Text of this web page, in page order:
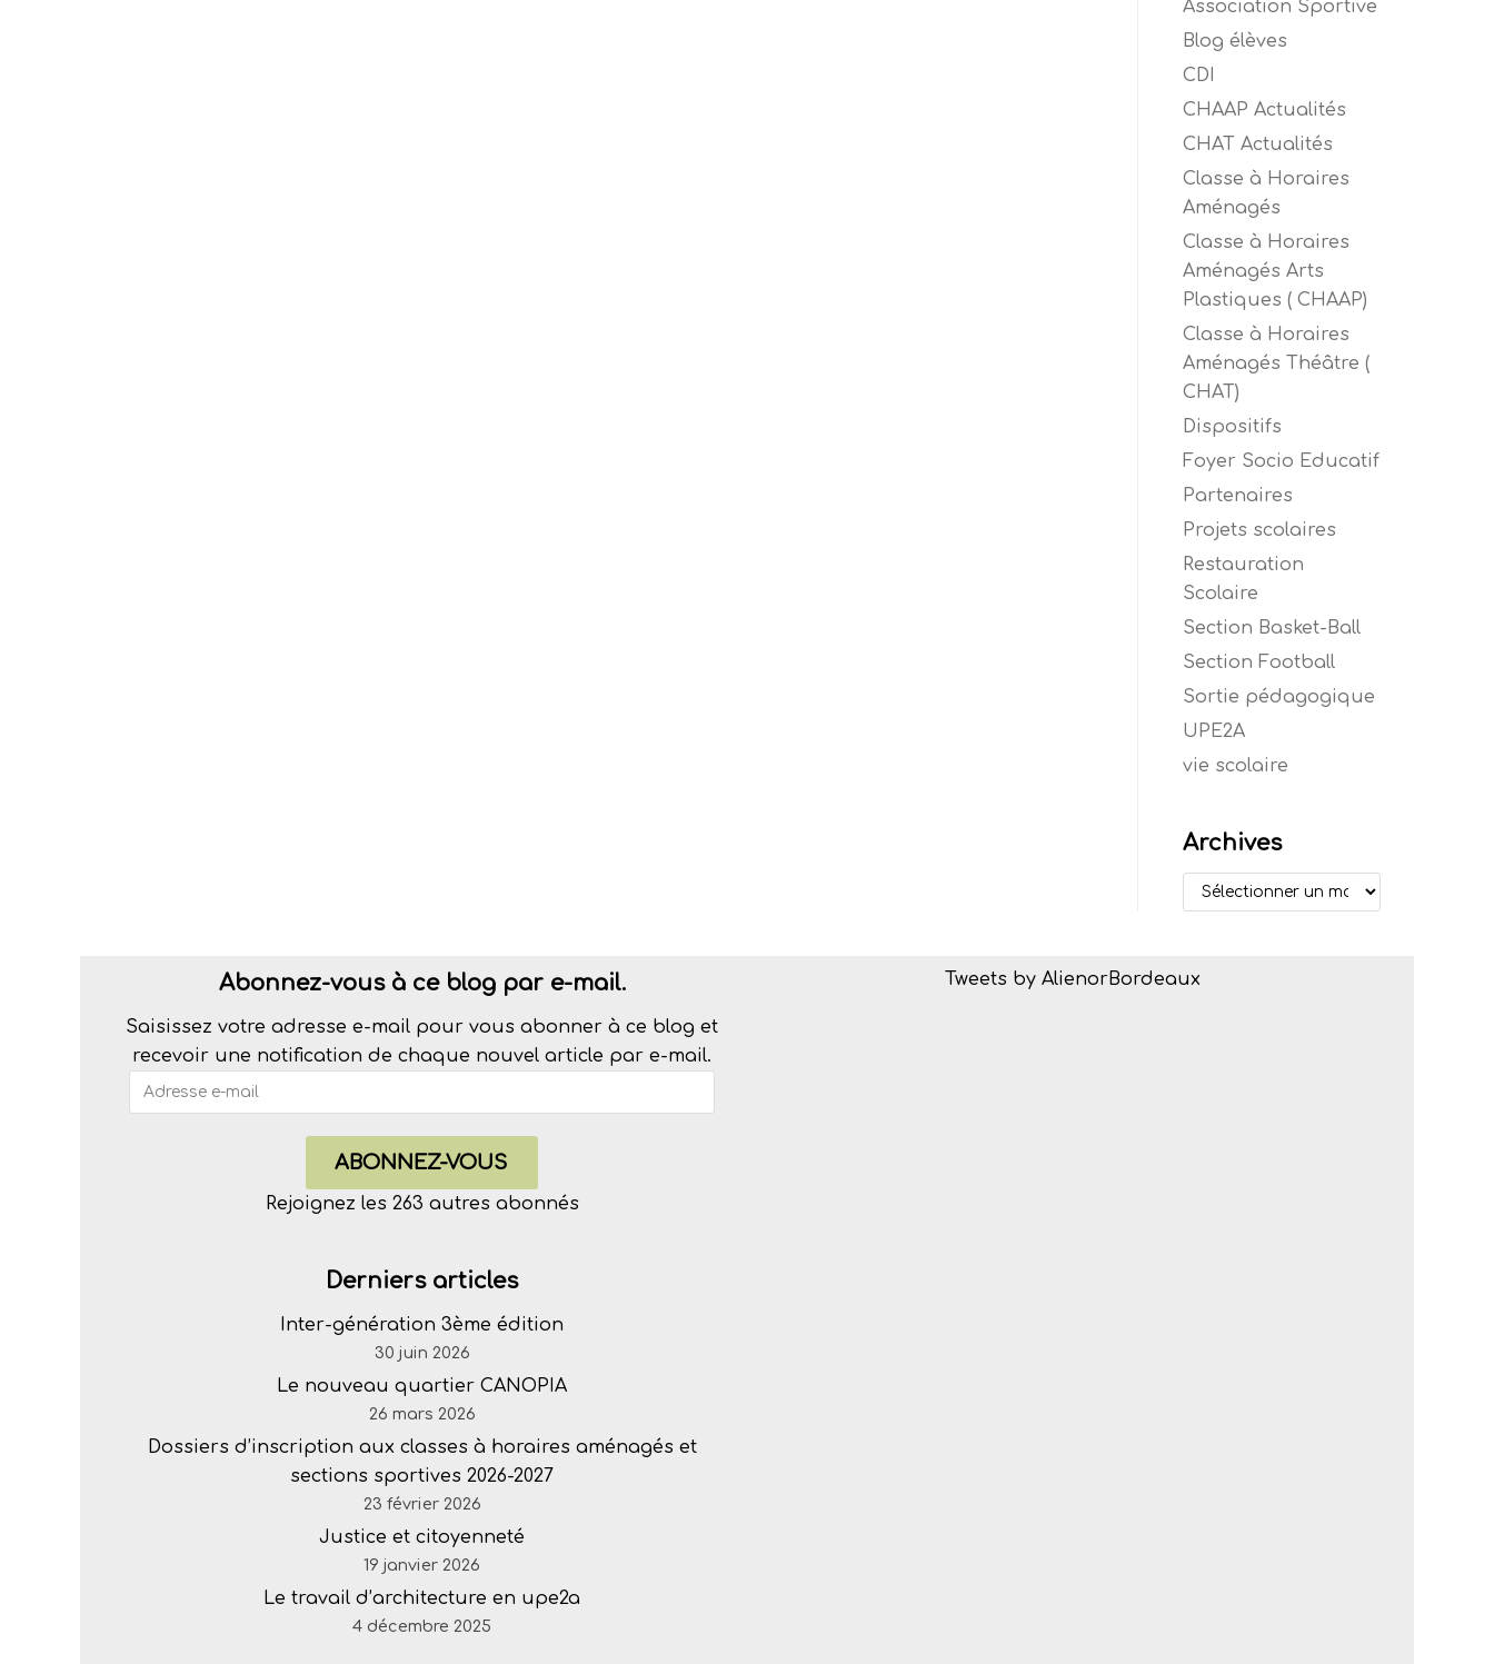
Association Sportive
Blog élèves
CDI
CHAAP Actualités
CHAT Actualités
Classe à Horaires
Aménagés
Classe à Horaires
Aménagés Arts
Plastiques ( CHAAP)
Classe à Horaires
Aménagés Théâtre (
CHAT)
Dispositifs
Foyer Socio Educatif
Partenaires
Projets scolaires
Restauration
Scolaire
Section Basket-Ball
Section Football
Sortie pédagogique
UPE2A
vie scolaire
Archives
Abonnez-vous à ce blog par e-mail.
Saisissez votre adresse e-mail pour vous abonner à ce blog et
recevoir une notification de chaque nouvel article par e-mail.
ABONNEZ-VOUS
Rejoignez les 263 autres abonnés
Derniers articles
Inter-génération 3ème édition
30 juin 2026
Le nouveau quartier CANOPIA
26 mars 2026
Dossiers d’inscription aux classes à horaires aménagés et
sections sportives 2026-2027
23 février 2026
Justice et citoyenneté
19 janvier 2026
Le travail d’architecture en upe2a
4 décembre 2025
Tweets by AlienorBordeaux